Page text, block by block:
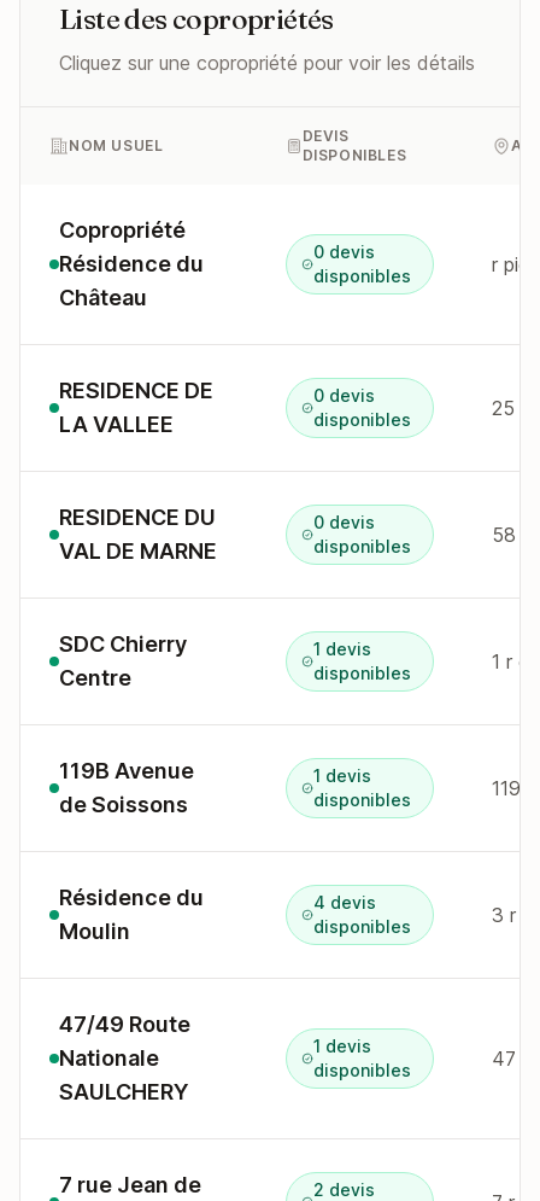
Liste des copropriétés
Cliquez sur une copropriété pour voir les détails
NOM USUEL
DEVIS
DISPONIBLES
Copropriété
Résidence du
Château
0 devis
disponibles
r
RESIDENCE DE
LA VALLEE
0 devis
disponibles
RESIDENCE DU
VAL DE MARNE
0 devis
disponibles
SDC Chierry
Centre
1 devis
disponibles
1 r
119B Avenue
de Soissons
1 devis
disponibles
Résidence du
Moulin
4 devis
disponibles
3 r
47/49 Route
Nationale
SAULCHERY
1 devis
disponibles
47
7 rue Jean de
2 devis